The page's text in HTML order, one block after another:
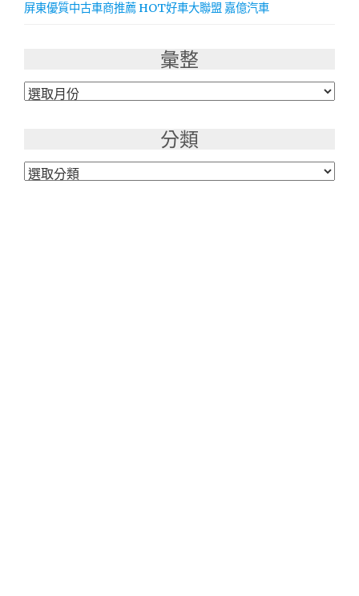
屏東優質中古車商推薦 HOT好車大聯盟 嘉億汽車
彙整
彙
分類
分